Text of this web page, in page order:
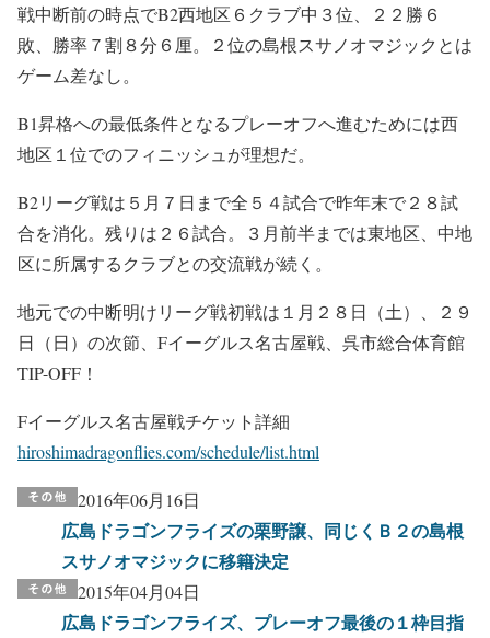
戦中断前の時点でB2西地区６クラブ中３位、２２勝６
敗、勝率７割８分６厘。２位の島根スサノオマジックとは
ゲーム差なし。
B1昇格への最低条件となるプレーオフへ進むためには西
地区１位でのフィニッシュが理想だ。
B2リーグ戦は５月７日まで全５４試合で昨年末で２８試
合を消化。残りは２６試合。３月前半までは東地区、中地
区に所属するクラブとの交流戦が続く。
地元での中断明けリーグ戦初戦は１月２８日（土）、２９
日（日）の次節、Fイーグルス名古屋戦、呉市総合体育館
TIP-OFF！
Fイーグルス名古屋戦チケット詳細
hiroshimadragonflies.com/schedule/list.html
2016年06月16日
広島ドラゴンフライズの栗野譲、同じくＢ２の島根
スサノオマジックに移籍決定
2015年04月04日
広島ドラゴンフライズ、プレーオフ最後の１枠目指